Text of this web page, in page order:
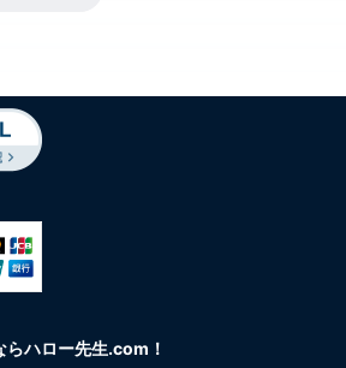
ハロー先生.com！